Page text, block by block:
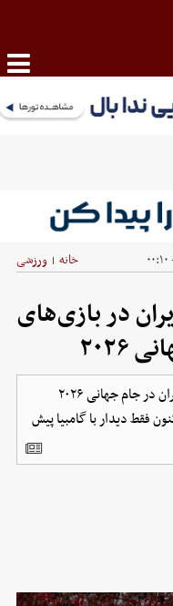
خانه | ورزشی
در بازی‌های
دیدارهای تدارکاتی حریفان تیم ملی فوتبال ایران در جام جهانی ۲۰۲۶
دیدار با گامبیا پیش